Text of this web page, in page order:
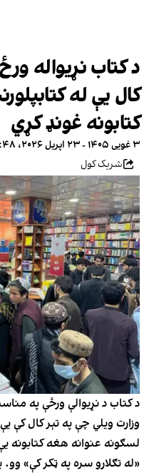
د کتاب نړیواله
کال یې له
کتابونه غونډ کړي
۳ غویی ۱۴۰۵ - ۲۳ اپریل ۲۰۲۶، ۱۵:۴۸ GMT+۱
شریک کول
د کتاب د نړیوالې ورځې په
لسګونه عنوانه هغه کتابونه
«له تګلارو سره په ټکر کې» وو.